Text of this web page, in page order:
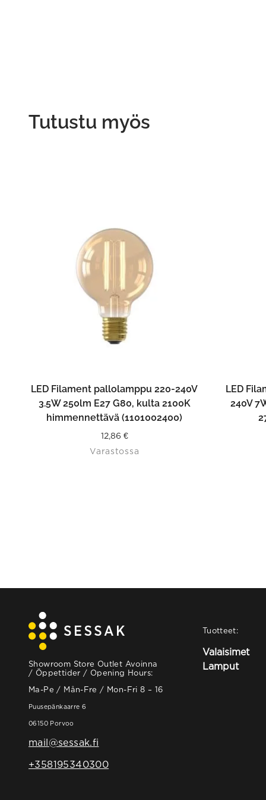
Tutustu myös
LISÄÄ OSTOSKORIIN
LED Filament pallolamppu 220-240V
3.5W 250lm E27 G80, kulta 2100K
himmennettävä (1101002400)
12,86 €
Varastossa
LED
240V
Showroom Store Outlet Avoinna
/ Öppettider / Opening Hours:
Ma-Pe / Mån-Fre / Mon-Fri 8 – 16
Puusepänkaarre 6
06150 Porvoo
mail@sessak.fi
+358195340300
Tuotteet:
Valaisimet
Lamput